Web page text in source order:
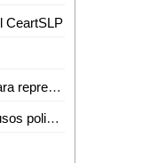
CeartSLP
Alumnas de la Secundaria 3 piden apoyo para representar a Valles en el "Mundialito"
Gobierno estatal refuerza acciones tras abusos policiales en Matehuala